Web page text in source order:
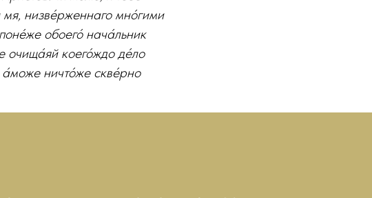
мя, низве́рженнаго мно́гими
обоего́ нача́льник
очища́яй коего́ждо де́ло
ничто́же скве́рно